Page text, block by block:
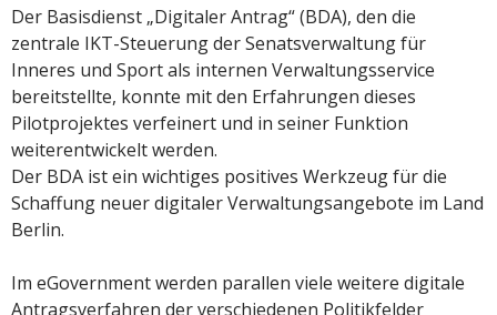
Der Basisdienst „Digitaler Antrag“ (BDA), den die
zentrale IKT-Steuerung der Senatsverwaltung für
Inneres und Sport als internen Verwaltungsservice
bereitstellte, konnte mit den Erfahrungen dieses
Pilotprojektes verfeinert und in seiner Funktion
weiterentwickelt werden.
Der BDA ist ein wichtiges positives Werkzeug für die
Schaffung neuer digitaler Verwaltungsangebote im Land
Berlin.
Im eGovernment werden parallen viele weitere digitale
Antragsverfahren der verschiedenen Politikfelder